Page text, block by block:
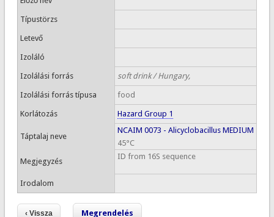
Típustörzs
Letevő
Izoláló
Izolálási forrás soft drink / Hungary,
Izolálási forrás típusa food
Korlátozás Hazard Group 1
Táptalaj neve
NCAIM 0073 - Alicyclobacillus MEDIUM
45°C
Megjegyzés
ID from 16S sequence
Irodalom
Megrendelés